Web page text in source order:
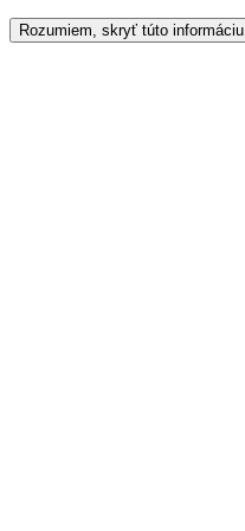
Rozumiem, skryť túto informáciu